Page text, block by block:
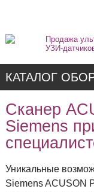
Продажа
УЗИ-
КАТАЛОГ
Недорогие
Цветные
Сканер
Siemens
Уникальные
Siemens ACUSON